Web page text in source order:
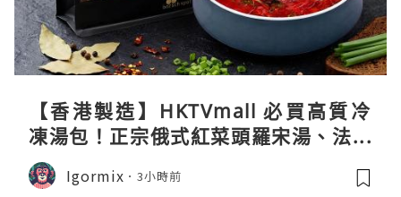
【香港製造】HKTVmall 必買高質冷
凍湯包！正宗俄式紅菜頭羅宋湯、法式
龍蝦濃湯與生酮膠原蛋白骨頭湯全攻略
Igormix 3小時前